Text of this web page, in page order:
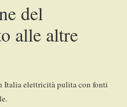
del
alle altre
Italia elettricità pulita con fonti